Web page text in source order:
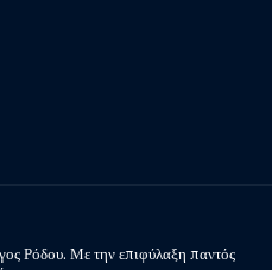
Ρόδου. Με την επιφύλαξη παντός